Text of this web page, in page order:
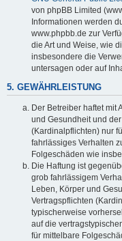
von phpBB Limited
Informationen werden
www.phpbb.de zur
die Art und Weise, wie
insbesondere die
untersagen oder auf
5. GEWÄHRLEISTUNG
Der Betreiber haftet mit
und Gesundheit und
(Kardinalpflichten) nur
fahrlässiges Verhalten
Folgeschäden wie
Die Haftung ist
grob fahrlässigem
Leben, Körper und
Vertragspflichten
typischerweise
auf die
für mittelbare